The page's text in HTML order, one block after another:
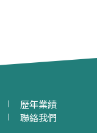
歷年業績
聯絡我們